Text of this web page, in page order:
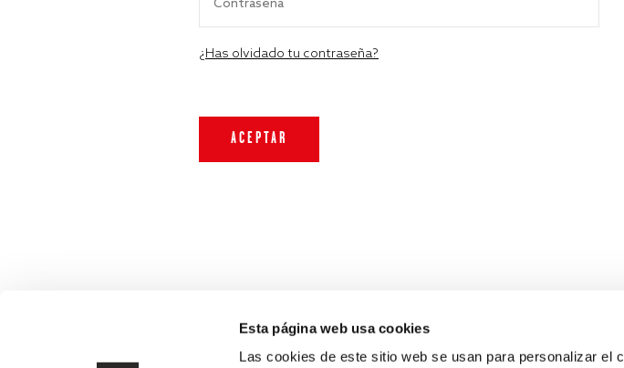
Esta página web usa cookies
Las cookies de este sitio web se usan para personalizar el
¿Has olvidado tu contraseña?